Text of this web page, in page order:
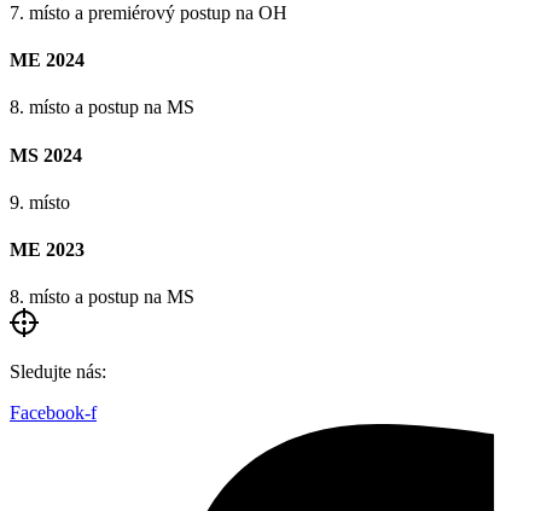
7. místo a premiérový postup na OH
ME 2024
8. místo a postup na MS
MS 2024
9. místo
ME 2023
8. místo a postup na MS
Sledujte nás:
Facebook-f